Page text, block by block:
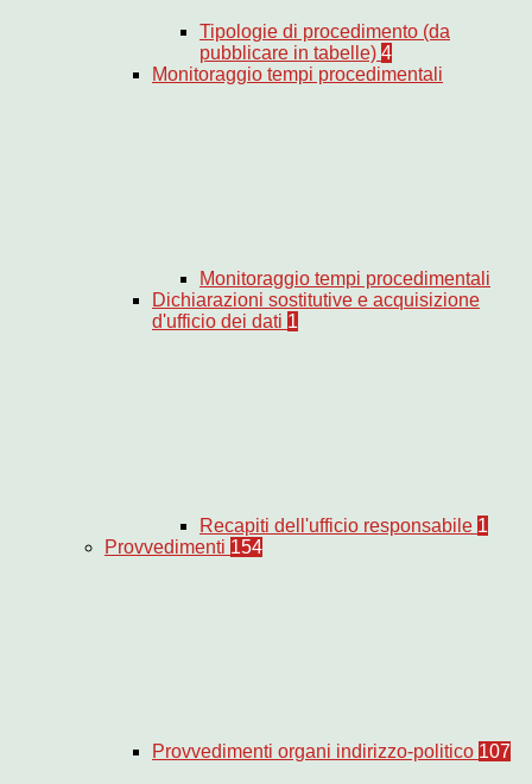
Tipologie di procedimento (da
pubblicare in tabelle) 4
Monitoraggio tempi procedimentali
Monitoraggio tempi procedimentali
Dichiarazioni sostitutive e acquisizione
d'ufficio dei dati 1
Recapiti dell'ufficio responsabile 1
Provvedimenti 154
Provvedimenti organi indirizzo-politico 107